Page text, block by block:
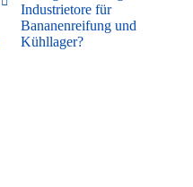
Industrietore für
Bananenreifung und
Kühllager?